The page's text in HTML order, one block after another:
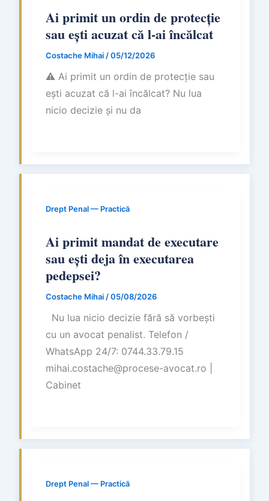
Ai primit un ordin de protecție
sau ești acuzat că l-ai încălcat
Costache Mihai /05/12/2026
⚠ Ai primit un ordin de protecție sau
ești acuzat că l-ai încălcat? Nu lua
nicio decizie și nu da
Drept Penal — Practică
Ai primit mandat de executare
sau ești deja în executarea
pedepsei?
Costache Mihai /05/08/2026
Nu lua nicio decizie fără să vorbești
cu un avocat penalist. Telefon /
WhatsApp 24/7: 0744.33.79.15
mihai.costache@procese-avocat.ro |
Cabinet
Drept Penal — Practică